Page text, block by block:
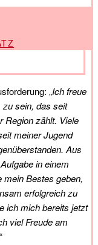
„Ich freue
sein, das seit
Region zählt. Viele
meiner Jugend
Aus
in einem
mein Bestes geben,
erfolgreich zu
ich mich bereits jetzt
viel Freude am
“